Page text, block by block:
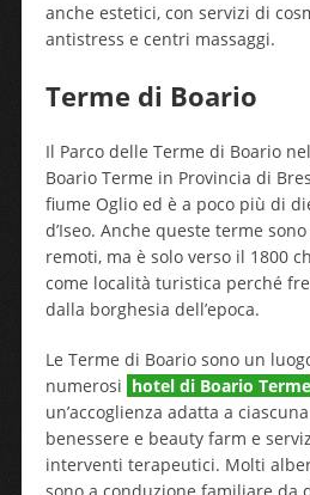
anche estetici, con servizi di
antistress e centri massaggi.
Terme di Boario
Il Parco delle Terme di Boario
Boario Terme in Provincia di
fiume Oglio ed è a poco più di
d’Iseo. Anche queste terme
remoti, ma è solo verso il 1800
come località turistica perché
dalla borghesia dell’epoca.
Le Terme di Boario sono un
numerosi hotel di Boario Terme
un’accoglienza adatta a
benessere e beauty farm e
interventi terapeutici. Molti